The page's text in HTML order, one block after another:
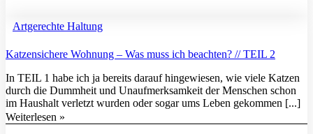
Artgerechte Haltung
Katzensichere Wohnung – Was muss ich beachten? // TEIL 2
In TEIL 1 habe ich ja bereits darauf hingewiesen, wie viele Katzen
durch die Dummheit und Unaufmerksamkeit der Menschen schon
im Haushalt verletzt wurden oder sogar ums Leben gekommen [...]
Weiterlesen »